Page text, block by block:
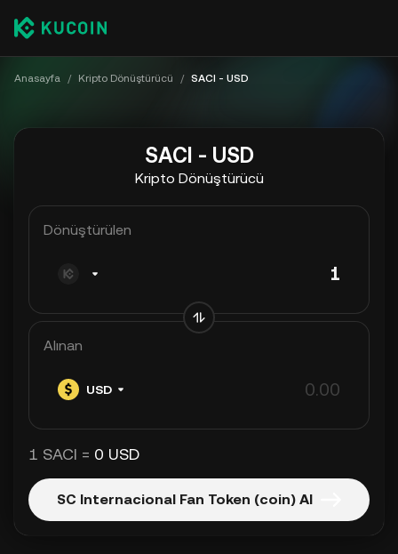
Anasayfa / Kripto Dönüştürücü / SACI - USD
SACI - USD
Kripto Dönüştürücü
Dönüştürülen
Alınan
USD
1 SACI = 0 USD
SC Internacional Fan Token (coin) Al